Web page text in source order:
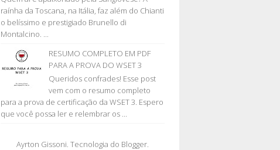
raínha da Toscana, na Itália, faz além do Chianti
o belíssimo e prestigiado Brunello di
Montalcino. ...
RESUMO COMPLETO EM PDF
PARA A PROVA DO WSET 3
Queridos confrades! Esse post
vem com o resumo completo
para a prova de certificação da WSET 3. Espero
que você possa ler e relembrar os ...
Ayrton Gissoni. Tecnologia do Blogger.